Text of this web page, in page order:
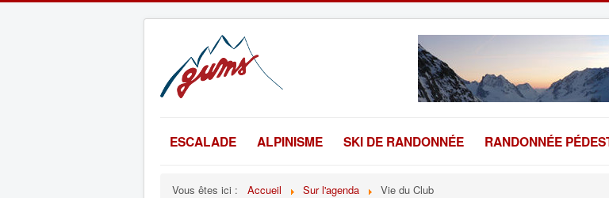
ESCALADE ALPINISME SKI DE RANDONNÉE RANDONNÉE
Vous êtes ici : Accueil Sur l'agenda Vie du Club